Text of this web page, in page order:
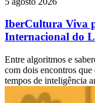
IberCultura Viva
Internacional do
Entre algoritmos e
com dois encontros
tempos de inteligência